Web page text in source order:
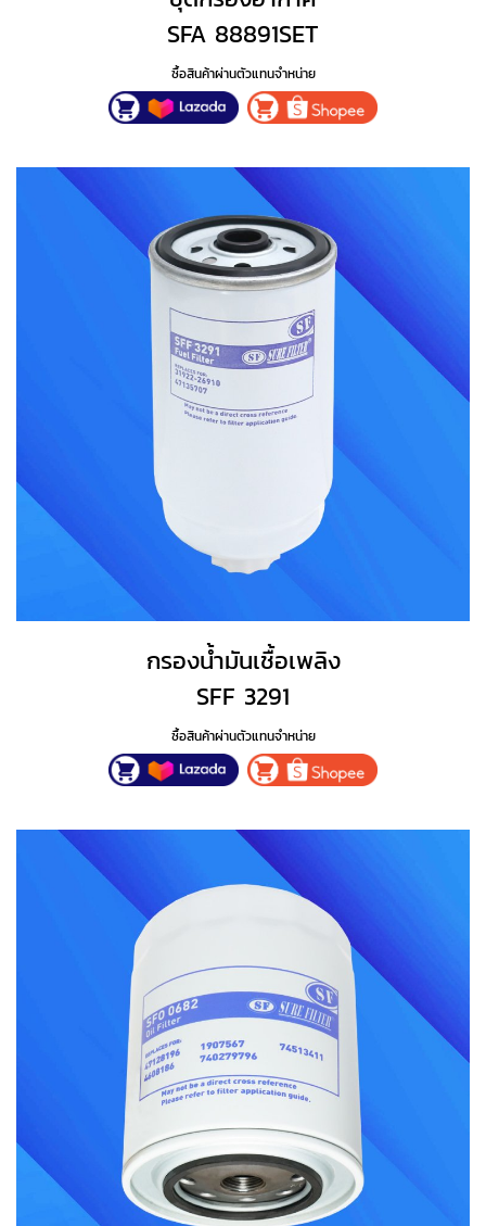
SFA 88891SET
ซื้อสินค้าผ่านตัวแทนจำหน่าย
กรองน้ำมันเชื้อเพลิง
SFF 3291
ซื้อสินค้าผ่านตัวแทนจำหน่าย